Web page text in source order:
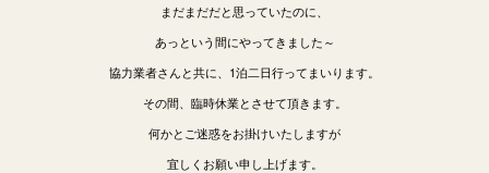
まだまだだと思っていたのに、
あっという間にやってきました～
協力業者さんと共に、1泊二日行ってまいります。
その間、臨時休業とさせて頂きます。
何かとご迷惑をお掛けいたしますが
宜しくお願い申し上げます。